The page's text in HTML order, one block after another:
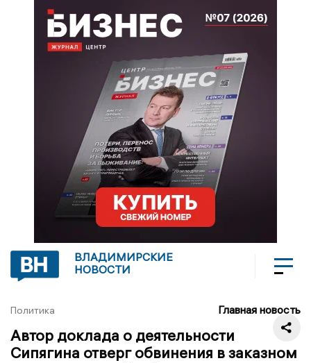
ВЛАДИМИРСКИЕ
НОВОСТИ
Политика Главная новость
Автор доклада о деятельности
Сипягина отверг обвинения в заказном